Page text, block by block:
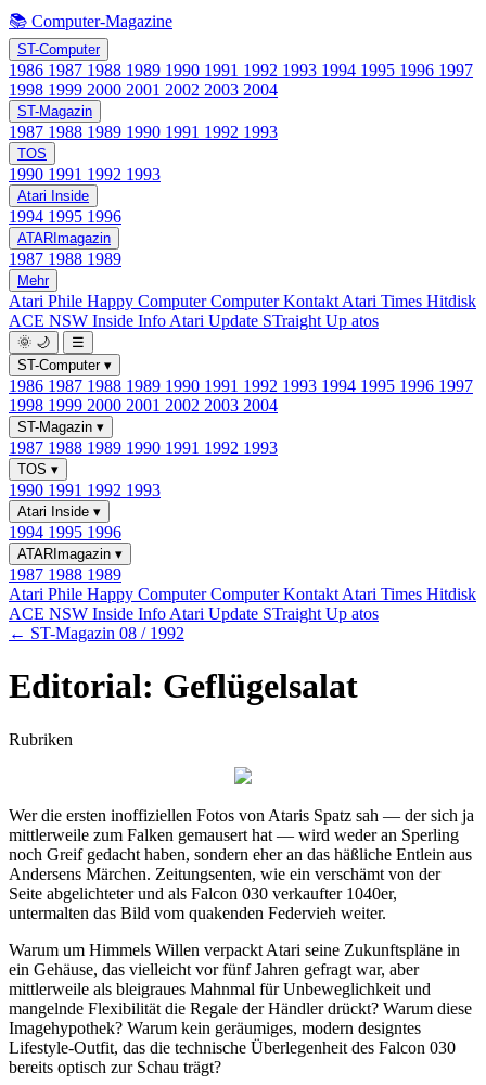
📚 Computer-Magazine
ST-Computer
1986 1987 1988 1989 1990 1991 1992 1993 1994 1995 1996 1997
1998 1999 2000 2001 2002 2003 2004
ST-Magazin
1987 1988 1989 1990 1991 1992 1993
TOS
1990 1991 1992 1993
Atari Inside
1994 1995 1996
ATARImagazin
1987 1988 1989
Mehr
Atari Phile Happy ComputerComputer Kontakt Atari Times Hitdisk
ACE NSW Inside Info Atari Update STraight Up atos
🌞 🌙
☰
ST-Computer ▾
1986 1987 1988 1989 1990 1991 1992 1993 1994 1995 1996 1997
1998 1999 2000 2001 2002 2003 2004
ST-Magazin ▾
1987 1988 1989 1990 1991 1992 1993
TOS ▾
1990 1991 1992 1993
Atari Inside ▾
1994 1995 1996
ATARImagazin ▾
1987 1988 1989
Atari Phile Happy ComputerComputer Kontakt Atari Times Hitdisk
ACE NSW Inside Info Atari Update STraight Up atos
← ST-Magazin 08 / 1992
Editorial: Geflügelsalat
Rubriken
Wer die ersten inoffiziellen Fotos von Ataris Spatz sah — der sich ja
mittlerweile zum Falken gemausert hat — wird weder an Sperling
noch Greif gedacht haben, sondern eher an das häßliche Entlein aus
Andersens Märchen. Zeitungsenten, wie ein verschämt von der
Seite abgelichteter und als Falcon 030 verkaufter 1040er,
untermalten das Bild vom quakenden Federvieh weiter.
Warum um Himmels Willen verpackt Atari seine Zukunftspläne in
ein Gehäuse, das vielleicht vor fünf Jahren gefragt war, aber
mittlerweile als bleigraues Mahnmal für Unbeweglichkeit und
mangelnde Flexibilität die Regale der Händler drückt? Warum diese
Imagehypothek? Warum kein geräumiges, modern designtes
Lifestyle-Outfit, das die technische Überlegenheit des Falcon 030
bereits optisch zur Schau trägt?